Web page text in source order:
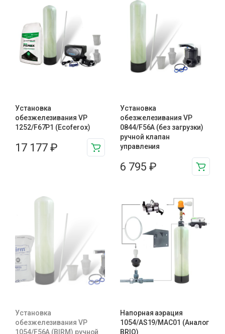
Установка
обезжелезивания VP
1252/F67P1 (Ecoferox)
17 177 ₽
Установка
обезжелезивания VP
0844/F56A (без загрузки)
ручной клапан
управления
6 795 ₽
Установка
обезжелезивания VP
1054/F56A (BIRM) ручной
Напорная аэрация
1054/AS19/MAC01 (Аналог
BRIO)